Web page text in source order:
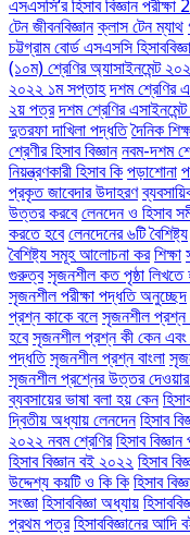
এসএসসি‘র হিসাব বিজ্ঞান
টেন জীবনবিজ্ঞান ক্লাস টেন ম্যাথ
চট্টগ্রাম বোর্ড এসএসসি
(১০ম) শ্রেণির অ্যাসাইনমেন্ট
২০২২ ১ম সপ্তাহ দশম শ্রেণির
২য় পত্র দশম শ্রেণির
দুতরফা দাখিলা পদ্ধতি দৈনিক
শ্রেণীর হিসাব বিজ্ঞান নবম-দশম
নিয়ন্ত্রণকারী হিসাব কি পড়াশোনা
প্রকৃত জাবেদার উদাহরণ
উত্তর করবে লেনদেন ও হিসাব
করতে হবে লেনদেনের ৬টি বৈশিষ্ট্য
বৈশিষ্ট্য সমূহ আলোচনা কর শিক্ষা
গুরুত্ব সৃজনশীল কত পৃষ্ঠা লিখতে
সৃজনশীল পরীক্ষা পদ্ধতি অনুচ্ছেদ
প্রশ্ন কাকে বলে সৃজনশীল প্রশ্ন
হবে সৃজনশীল প্রশ্ন কী কেন এবং
পদ্ধতি সৃজনশীল প্রশ্ন বাংলা
সৃজনশীল প্রশ্নের উত্তর দেওয়ার
ব্যবসায়ের ভাষা বলা হয় কেন
দ্বিতীয় অধ্যায় লেনদেন হিসাব
২০২২ নবম শ্রেণির হিসাব
হিসাব বিজ্ঞান বই ২০২২ হিসাব
উদ্দেশ্য কয়টি ও কি কি হিসাব
সংজ্ঞা হিসাববিজ্ঞা অধ্যায়
প্রথম পত্র হিসাববিজ্ঞানের আদি